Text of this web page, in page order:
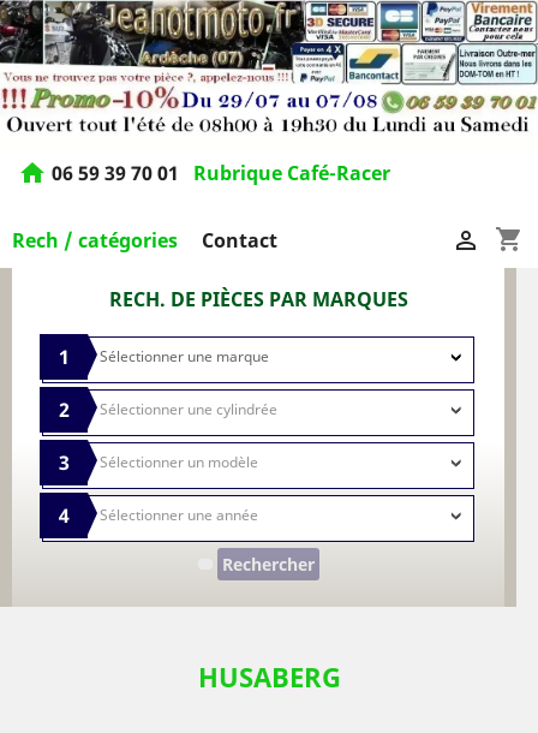
home 06 59 39 70 01 Rubrique Café-Racer
Rech / catégories Contact shopping_cart

RECH. DE PIÈCES PAR MARQUES
1
2
3
4
Rechercher
HUSABERG